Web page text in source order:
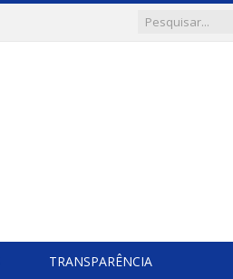
TRANSPARÊNCIA